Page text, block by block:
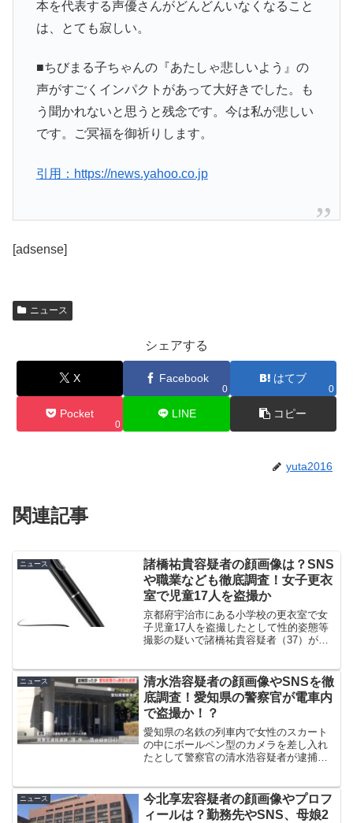
本を代表する声優さんがどんどんいなくなること
は、とても寂しい。
■ちびまる子ちゃんの『あたしゃ悲しいよう』の
声がすごくインパクトがあって大好きでした。も
う聞かれないと思うと残念です。今は私が悲しい
です。ご冥福を御祈りします。
引用：https://news.yahoo.co.jp
[adsense]
ニュース
シェアする
X Facebook
0
はてブ
0
Pocket
0
LINE コピー
yuta2016
関連記事
ニュース
諸橋祐貴容疑者の顔画像は？SNS
や職業なども徹底調査！女子更衣
室で児童17人を盗撮か
京都府宇治市にある小学校の更衣室で女
子児童17人を盗撮したとして性的姿態等
撮影の疑いで諸橋祐貴容疑者（37）が逮
なども徹底調査していきたいと思いま
す。
ニュース
清水浩容疑者の顔画像やSNSを徹
底調査！愛知県の警察官が電車内
で盗撮か！？
愛知県の名鉄の列車内で女性のスカート
の中にボールペン型のカメラを差し入れ
たとして警察官の清水浩容疑者が逮捕さ
ット上の反応などについて紹介していき
たいと思います。
ニュース
今北享宏容疑者の顔画像やプロフ
ィールは？勤務先やSNS、母娘2